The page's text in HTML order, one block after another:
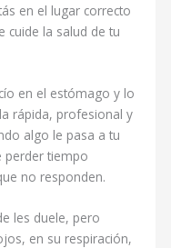
en el lugar correcto
cuide la salud de tu
en el estómago y lo
rápida, profesional y
algo le pasa a tu
perder tiempo
no responden.
les duele, pero
en su respiración,